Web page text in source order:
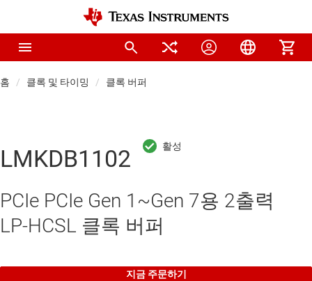
홈 클록 및 타이밍 클록 버퍼
LMKDB1102
PCIe PCIe Gen 1~Gen 7용 2출력
LP-HCSL 클록 버퍼
지금 주문하기